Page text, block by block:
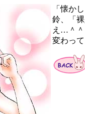
「懐か
鈴、「
え…＾
変わっ